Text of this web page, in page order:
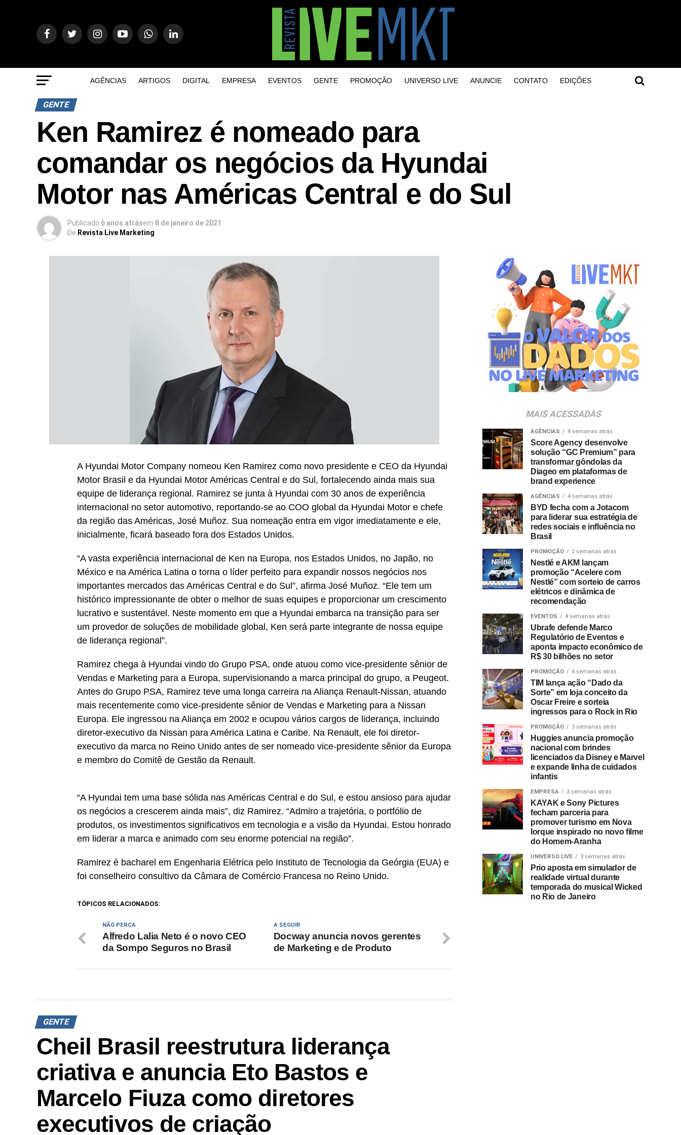
AGÊNCIAS ARTIGOS DIGITAL EMPRESA EVENTOS GENTE PROMOÇÃO UNIVERSO LIVE ANUNCIE CONTATO EDIÇÕES
GENTE
Ken Ramirez é nomeado para
comandar os negócios da Hyundai
Motor nas Américas Central e do Sul
Publicado 6 anos atrásem 8 de janeiro de 2021
De Revista Live Marketing
A Hyundai Motor Company nomeou Ken Ramirez como novo presidente e CEO da Hyundai
Motor Brasil e da Hyundai Motor Américas Central e do Sul, fortalecendo ainda mais sua
equipe de liderança regional. Ramirez se junta à Hyundai com 30 anos de experiência
internacional no setor automotivo, reportando-se ao COO global da Hyundai Motor e chefe
da região das Américas, José Muñoz. Sua nomeação entra em vigor imediatamente e ele,
inicialmente, ficará baseado fora dos Estados Unidos.
“A vasta experiência internacional de Ken na Europa, nos Estados Unidos, no Japão, no
México e na América Latina o torna o líder perfeito para expandir nossos negócios nos
importantes mercados das Américas Central e do Sul”, afirma José Muñoz. “Ele tem um
histórico impressionante de obter o melhor de suas equipes e proporcionar um crescimento
lucrativo e sustentável. Neste momento em que a Hyundai embarca na transição para ser
um provedor de soluções de mobilidade global, Ken será parte integrante de nossa equipe
de liderança regional”.
Ramirez chega à Hyundai vindo do Grupo PSA, onde atuou como vice-presidente sênior de
Vendas e Marketing para a Europa, supervisionando a marca principal do grupo, a Peugeot.
Antes do Grupo PSA, Ramirez teve uma longa carreira na Aliança Renault-Nissan, atuando
mais recentemente como vice-presidente sênior de Vendas e Marketing para a Nissan
Europa. Ele ingressou na Aliança em 2002 e ocupou vários cargos de liderança, incluindo
diretor-executivo da Nissan para América Latina e Caribe. Na Renault, ele foi diretor-
executivo da marca no Reino Unido antes de ser nomeado vice-presidente sênior da Europa
e membro do Comitê de Gestão da Renault.
“A Hyundai tem uma base sólida nas Américas Central e do Sul, e estou ansioso para ajudar
os negócios a crescerem ainda mais”, diz Ramirez. “Admiro a trajetória, o portfólio de
produtos, os investimentos significativos em tecnologia e a visão da Hyundai. Estou honrado
em liderar a marca e animado com seu enorme potencial na região”.
Ramirez é bacharel em Engenharia Elétrica pelo Instituto de Tecnologia da Geórgia (EUA) e
foi conselheiro consultivo da Câmara de Comércio Francesa no Reino Unido.
TÓPICOS RELACIONADOS:
A SEGUIR
Docway anuncia novos gerentes
de Marketing e de Produto
NÃO PERCA
Alfredo Lalia Neto é o novo CEO
da Sompo Seguros no Brasil
GENTE
Cheil Brasil reestrutura liderança
criativa e anuncia Eto Bastos e
Marcelo Fiuza como diretores
executivos de criação
MAIS ACESSADAS
AGÊNCIAS 4 semanas atrás
Score Agency desenvolve
solução “GC Premium” para
transformar gôndolas da
Diageo em plataformas de
brand experience
AGÊNCIAS 4 semanas atrás
BYD fecha com a Jotacom
para liderar sua estratégia de
redes sociais e influência no
Brasil
PROMOÇÃO 2 semanas atrás
Nestlé e AKM lançam
promoção “Acelere com
Nestlé” com sorteio de carros
elétricos e dinâmica de
recomendação
EVENTOS 4 semanas atrás
Ubrafe defende Marco
Regulatório de Eventos e
aponta impacto econômico de
R$ 30 bilhões no setor
PROMOÇÃO 4 semanas atrás
TIM lança ação “Dado da
Sorte” em loja conceito da
Oscar Freire e sorteia
ingressos para o Rock in Rio
PROMOÇÃO 3 semanas atrás
Huggies anuncia promoção
nacional com brindes
licenciados da Disney e Marvel
e expande linha de cuidados
infantis
EMPRESA 3 semanas atrás
KAYAK e Sony Pictures
fecham parceria para
promover turismo em Nova
Iorque inspirado no novo filme
do Homem-Aranha
UNIVERSO LIVE 3 semanas atrás
Prio aposta em simulador de
realidade virtual durante
temporada do musical Wicked
no Rio de Janeiro